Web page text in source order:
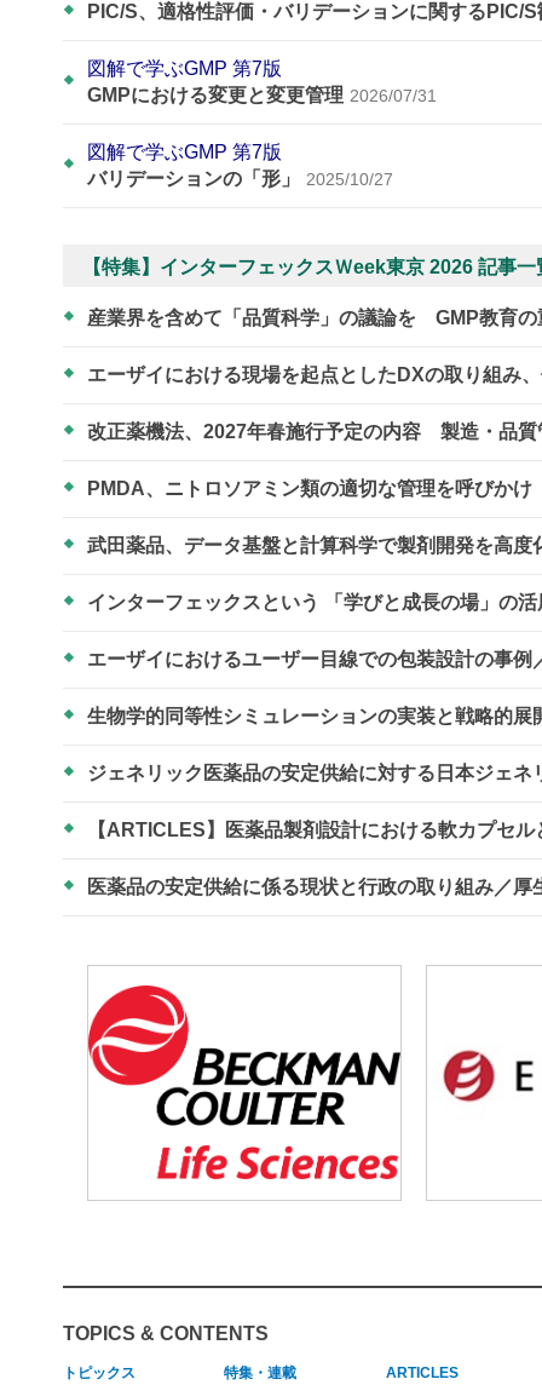
PIC/S、適格性評価・バリデーションに関するPIC/
図解で学ぶGMP 第7版
GMPにおける変更と変更管理 2026/07/31
図解で学ぶGMP 第7版
バリデーションの「形」
2025/10/27
【特集】インターフェックスＷeek東京 2026 記事一
産業界を含めて「品質科学」の議論を GMP教育
エーザイにおける現場を起点としたDXの取り組
改正薬機法、2027年春施行予定の内容 製造・品
PMDA、ニトロソアミン類の適切な管理を呼びかけ
武田薬品、データ基盤と計算科学で製剤開発を高度
インターフェックスという 「学びと成長の場」の
エーザイにおけるユーザー目線での包装設計の事例
生物学的同等性シミュレーションの実装と戦略的
ジェネリック医薬品の安定供給に対する日本ジェ
【ARTICLES】医薬品製剤設計における軟カプセ
医薬品の安定供給に係る現状と行政の取り組み／
TOPICS & CONTENTS
トピックス 特集・連載 ARTICLES